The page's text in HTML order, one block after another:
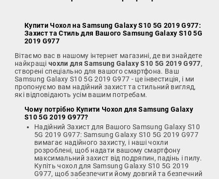
Купити Чохол на Samsung Galaxy S10 5G 2019 G977:
Захист та Стиль для Вашого Samsung Galaxy S10 5G
2019 G977
Вітаємо вас в нашому інтернет магазині, де ви знайдете
найкращі чохли для Samsung Galaxy S10 5G 2019 G977,
створені спеціально для вашого смартфона. Ваш
Samsung Galaxy S10 5G 2019 G977 - це інвестиція, і ми
пропонуємо вам надійний захист та стильний вигляд,
які відповідають усім вашим потребам.
Чому потрібно Купити Чохол для Samsung Galaxy
S10 5G 2019 G977?
Надійний Захист для Вашого Samsung Galaxy S10
5G 2019 G977: Samsung Galaxy S10 5G 2019 G977
вимагає надійного захисту, і наші чохли
розроблені, щоб надати вашому смартфону
максимальний захист від подряпин, падінь і пилу.
Купіть чохол для Samsung Galaxy S10 5G 2019
G977, щоб забезпечити йому довгий та безпечний